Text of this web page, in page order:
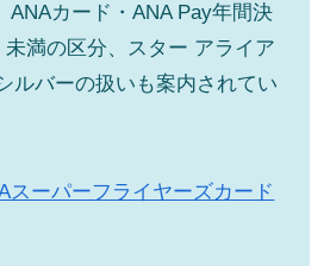
ANAカード・ANA Pay年間決
満の区分、スター アライア
ルバーの扱いも案内されてい
スーパーフライヤーズカード